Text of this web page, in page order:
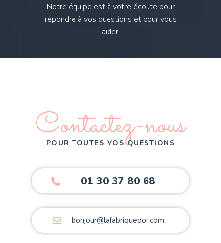
Notre équipe est à votre écoute pour
répondre à vos questions et pour vous
aider.
Contactez-nous
POUR TOUTES VOS QUESTIONS
01 30 37 80 68
bonjour@lafabriquedor.com